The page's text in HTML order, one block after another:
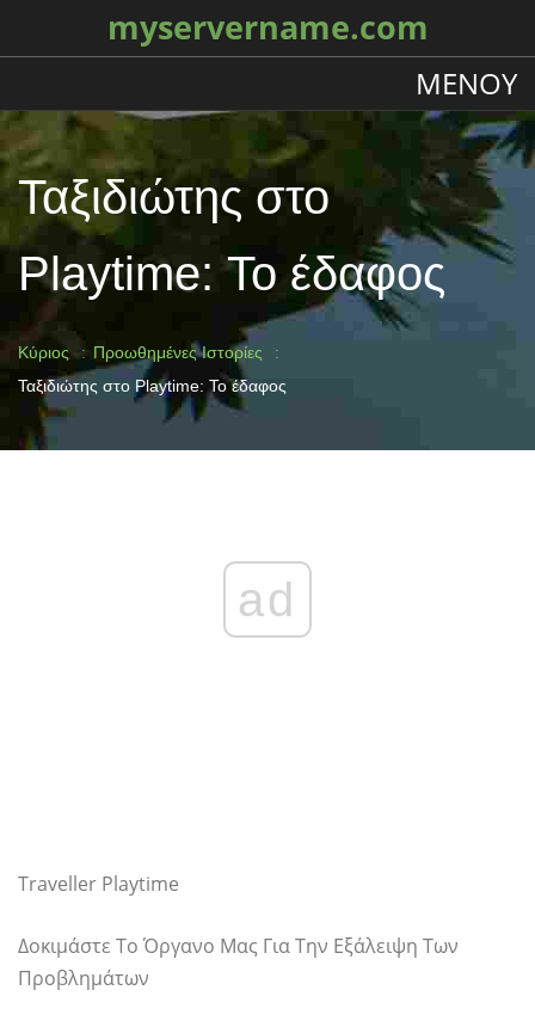
myservername.com
ΜΕΝΟΎ
Ταξιδιώτης στο
Playtime: Το έδαφος
Κύριος
Προωθημένες Ιστορίες
Ταξιδιώτης στο Playtime: Το έδαφος
ad
Traveller Playtime
Δοκιμάστε Το Όργανο Μας Για Την Εξάλειψη Των
Προβλημάτων